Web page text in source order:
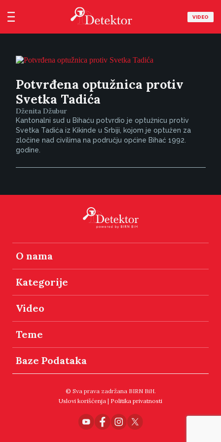
VIDEO
Potvrđena optužnica protiv
Svetka Tadića
Dženita Džubur
Kantonalni sud u Bihaću potvrdio je optužnicu protiv
Svetka Tadića iz Kikinde u Srbiji, kojom je optužen za
zločine nad civilima na području općine Bihać 1992.
godine.
O nama
Kategorije
Video
Teme
Baze Podataka
© Sva prava zadržana BIRN BiH.
Uslovi korišćenja | Politika privatnosti